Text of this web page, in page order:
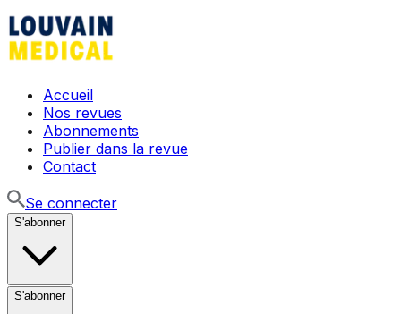
Accueil
Nos revues
Abonnements
Publier dans la revue
Contact
Se connecter
S'abonner
S'abonner